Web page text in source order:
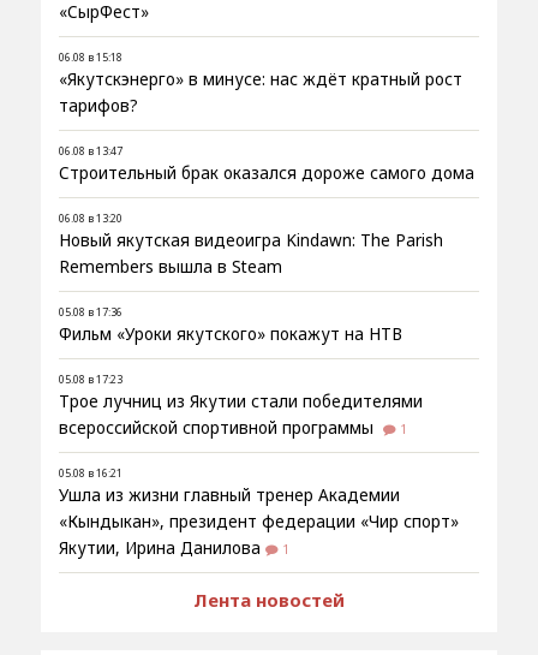
«СырФест»
06.08 в 15:18
«Якутскэнерго» в минусе: нас ждёт кратный рост
тарифов?
06.08 в 13:47
Строительный брак оказался дороже самого дома
06.08 в 13:20
Новый якутская видеоигра Kindawn: The Parish
Remembers вышла в Steam
05.08 в 17:36
Фильм «Уроки якутского» покажут на НТВ
05.08 в 17:23
Трое лучниц из Якутии стали победителями
всероссийской спортивной программы
1
05.08 в 16:21
Ушла из жизни главный тренер Академии
«Кындыкан», президент федерации «Чир спорт»
Якутии, Ирина Данилова
1
Лента новостей